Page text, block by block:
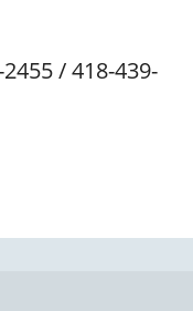
/ 418-439-